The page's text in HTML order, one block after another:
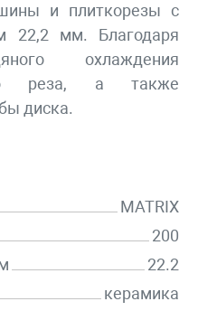
и плиткорезы с
22,2 мм. Благодаря
охлаждения
реза, а также
диска.
MATRIX
200
22.2
керамика